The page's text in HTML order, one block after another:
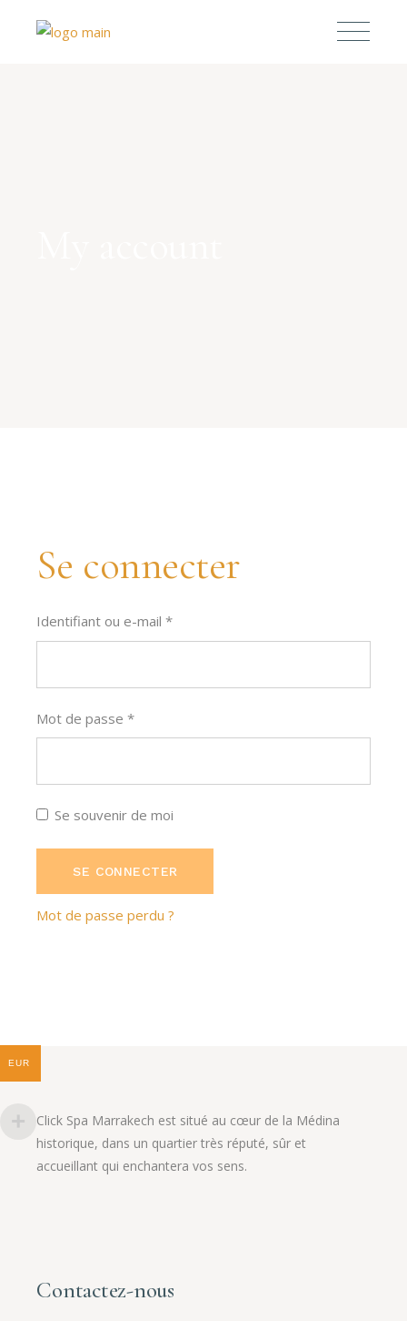
Se connecter
Identifiant ou e-mail*Obligatoire
Mot de passe*Obligatoire
Se souvenir de moi
SE CONNECTER
Mot de passe perdu ?
Click Spa Marrakech est situé au cœur de la Médina
historique, dans un quartier très réputé, sûr et
accueillant qui enchantera vos sens.
Contactez-nous
EUR